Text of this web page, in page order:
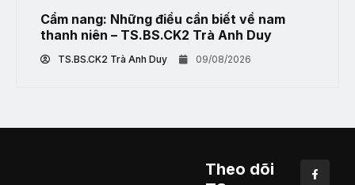
Cẩm nang: Những điều cần biết về nam
thanh niên – TS.BS.CK2 Trà Anh Duy
TS.BS.CK2 Trà Anh Duy 09/08/2026
Theo dõi